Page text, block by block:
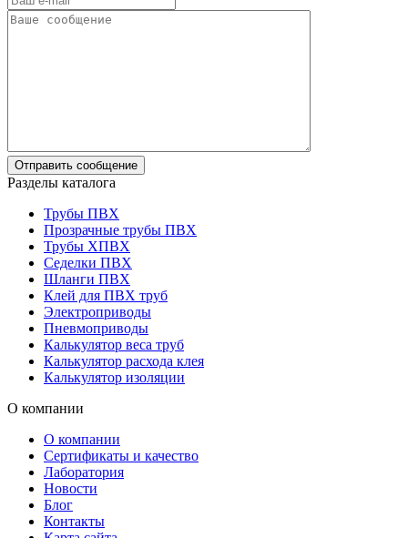
Разделы каталога
Трубы ПВХ
Прозрачные трубы ПВХ
Трубы ХПВХ
Седелки ПВХ
Шланги ПВХ
Клей для ПВХ труб
Электроприводы
Пневмоприводы
Калькулятор веса труб
Калькулятор расхода клея
Калькулятор изоляции
О компании
О компании
Сертификаты и качество
Лаборатория
Новости
Блог
Контакты